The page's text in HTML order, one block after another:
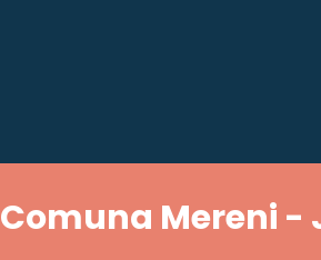
Comuna Mereni